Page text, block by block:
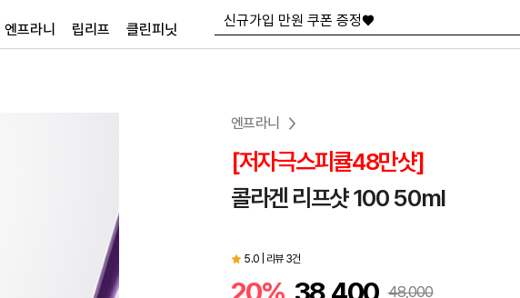
엔프라니 립리프 클린피닛
엔프라니
[저자극스피큘48만샷]
콜라겐 리프샷 100 50ml
5.0 | 리뷰 3건
48,000